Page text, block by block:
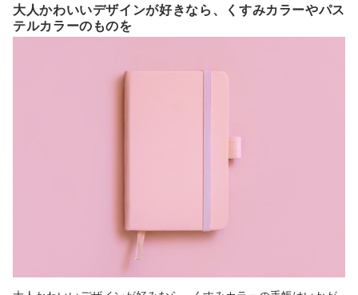
大人かわいいデザインが好きなら、くすみカラーやパス
テルカラーのものを